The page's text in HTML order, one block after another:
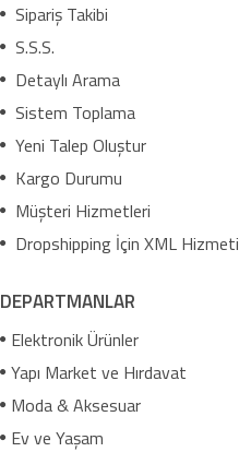
Sipariş Takibi
S.S.S.
Detaylı Arama
Sistem Toplama
Yeni Talep Oluştur
Kargo Durumu
Müşteri Hizmetleri
Dropshipping İçin XML Hizmeti
DEPARTMANLAR
Elektronik Ürünler
Yapı Market ve Hırdavat
Moda & Aksesuar
Ev ve Yaşam